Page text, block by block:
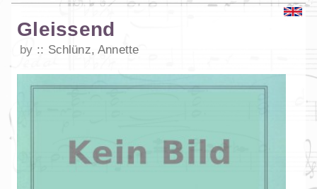
Gleissend
by Schlünz, Annette